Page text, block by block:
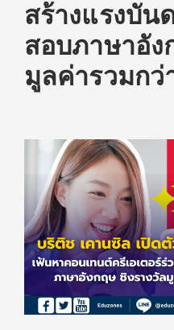
สร้างแรงบัน
สอบภาษาอัง
มูลค่ารวมกว่